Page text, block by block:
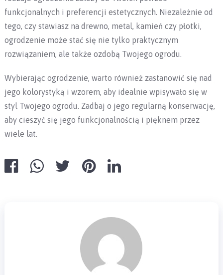
funkcjonalnych i preferencji estetycznych. Niezależnie od
tego, czy stawiasz na drewno, metal, kamień czy płotki,
ogrodzenie może stać się nie tylko praktycznym
rozwiązaniem, ale także ozdobą Twojego ogrodu.
Wybierając ogrodzenie, warto również zastanowić się nad
jego kolorystyką i wzorem, aby idealnie wpisywało się w
styl Twojego ogrodu. Zadbaj o jego regularną konserwację,
aby cieszyć się jego funkcjonalnością i pięknem przez
wiele lat.